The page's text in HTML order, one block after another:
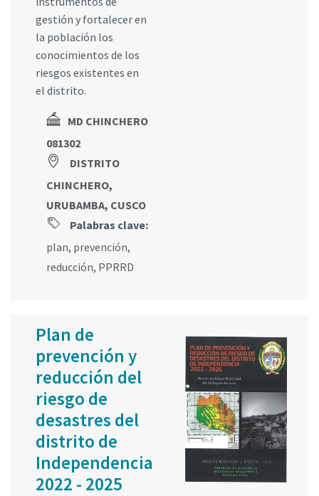
gestión y fortalecer en
la población los
conocimientos de los
riesgos existentes en
el distrito.
MD CHINCHERO
081302
DISTRITO
CHINCHERO,
URUBAMBA, CUSCO
Palabras clave:
plan, prevención,
reducción, PPRRD
Plan de
prevención y
reducción del
riesgo de
desastres del
distrito de
Independencia
2022 - 2025